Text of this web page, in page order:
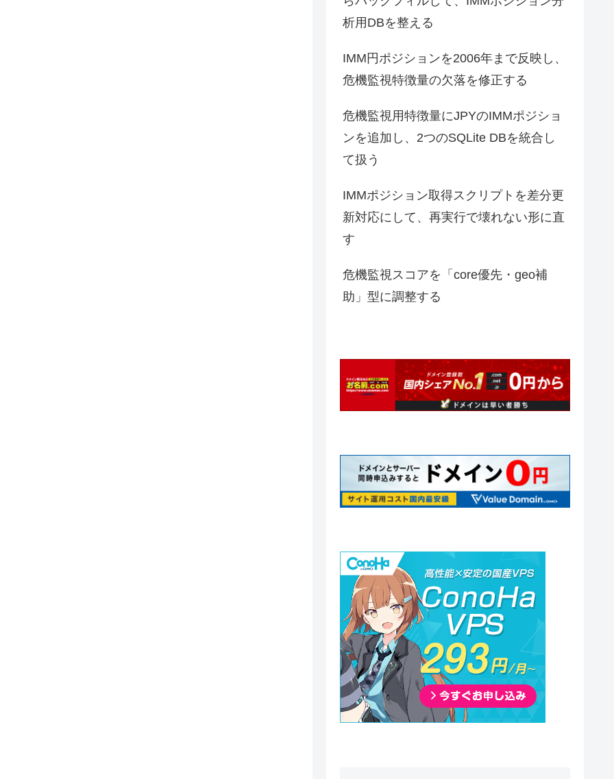
析用DBを整える
IMM円ポジションを2006年まで反映し、
危機監視特徴量の欠落を修正する
危機監視用特徴量にJPYのIMMポジショ
ンを追加し、2つのSQLite DBを統合し
て扱う
IMMポジション取得スクリプトを差分更
新対応にして、再実行で壊れない形に直
す
危機監視スコアを「core優先・geo補
助」型に調整する